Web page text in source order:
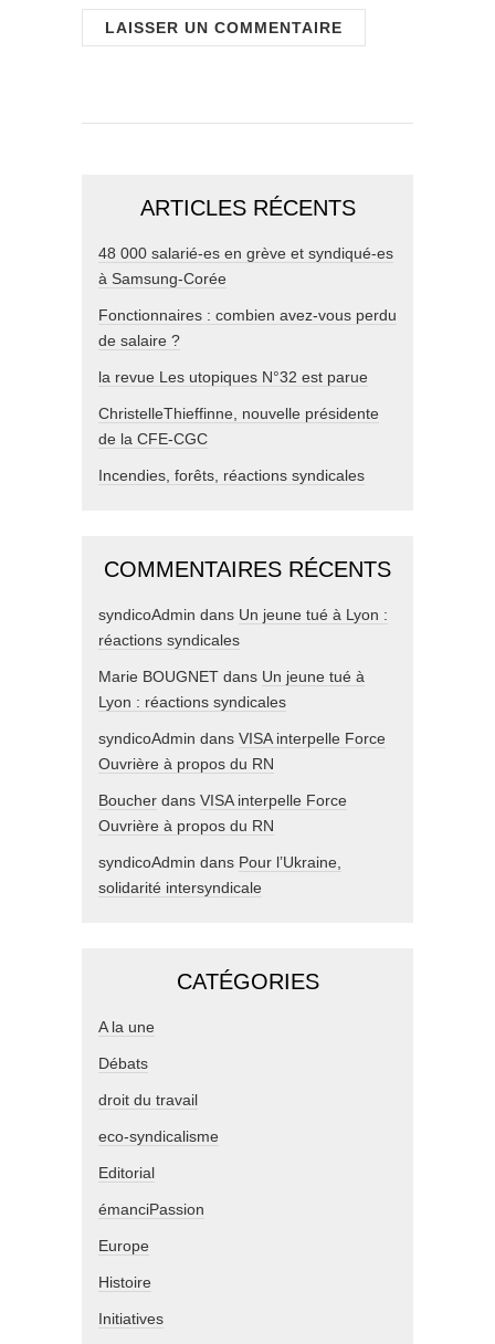
ARTICLES RÉCENTS
48 000 salarié-es en grève et syndiqué-es
à Samsung-Corée
Fonctionnaires : combien avez-vous perdu
de salaire ?
la revue Les utopiques N°32 est parue
ChristelleThieffinne, nouvelle présidente
de la CFE-CGC
Incendies, forêts, réactions syndicales
COMMENTAIRES RÉCENTS
syndicoAdmin dans Un jeune tué à Lyon :
réactions syndicales
Marie BOUGNET dans Un jeune tué à
Lyon : réactions syndicales
syndicoAdmin dans VISA interpelle Force
Ouvrière à propos du RN
Boucher dans VISA interpelle Force
Ouvrière à propos du RN
syndicoAdmin dans Pour l’Ukraine,
solidarité intersyndicale
CATÉGORIES
A la une
Débats
droit du travail
eco-syndicalisme
Editorial
émanciPassion
Europe
Histoire
Initiatives